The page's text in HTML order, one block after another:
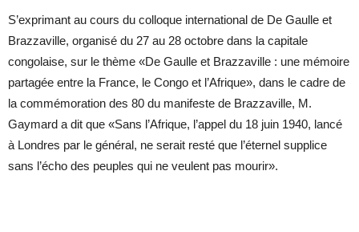
S’exprimant au cours du colloque international de De Gaulle et
Brazzaville, organisé du 27 au 28 octobre dans la capitale
congolaise, sur le thème «De Gaulle et Brazzaville : une mémoire
partagée entre la France, le Congo et l’Afrique», dans le cadre de
la commémoration des 80 du manifeste de Brazzaville, M.
Gaymard a dit que «Sans l’Afrique, l’appel du 18 juin 1940, lancé
à Londres par le général, ne serait resté que l’éternel supplice
sans l’écho des peuples qui ne veulent pas mourir».